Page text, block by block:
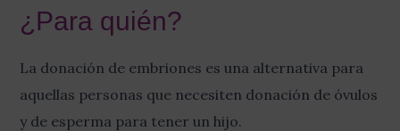
¿Para quién?
La donación de embriones es una alternativa para
aquellas personas que necesiten donación de óvulos
y de esperma para tener un hijo.